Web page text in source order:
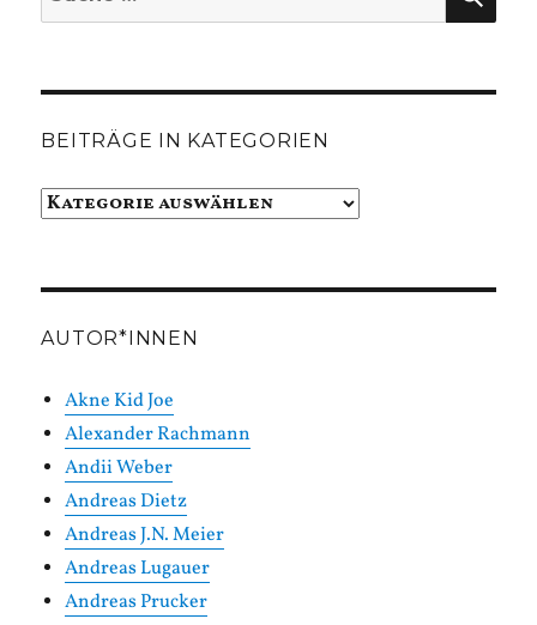
nach:
BEITRÄGE IN KATEGORIEN
Beiträge
AUTOR*INNEN
Akne Kid Joe
Alexander Rachmann
Andii Weber
Andreas Dietz
Andreas J.N. Meier
Andreas Lugauer
Andreas Prucker